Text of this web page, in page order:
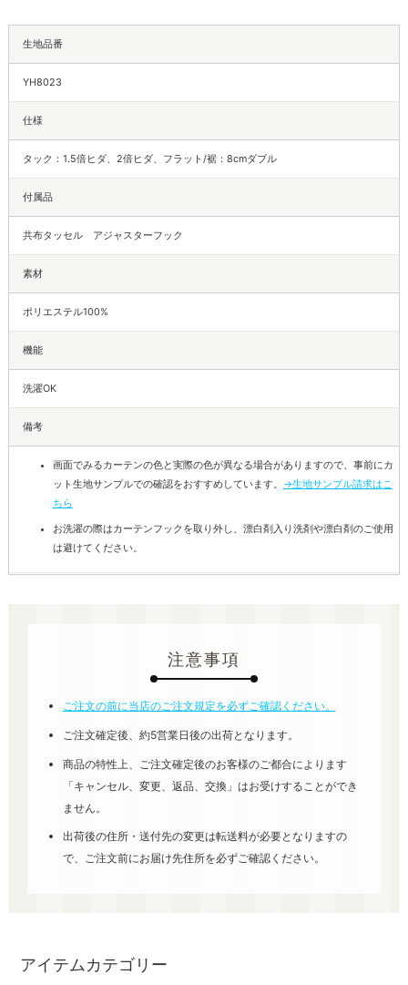
生地品番
YH8023
仕様
タック：1.5倍ヒダ、2倍ヒダ、フラット/裾：8cmダブル
付属品
共布タッセル アジャスターフック
素材
ポリエステル100%
機能
洗濯OK
備考
画面でみるカーテンの色と実際の色が異なる場合がありますので、事前にカ
ット生地サンプルでの確認をおすすめしています。 →生地サンプル請求はこ
ちら
お洗濯の際はカーテンフックを取り外し、漂白剤入り洗剤や漂白剤のご使用
は避けてください。
注意事項
ご注文の前に当店のご注文規定を必ずご確認ください。
ご注文確定後、約5営業日後の出荷となります。
商品の特性上、ご注文確定後のお客様のご都合によります
「キャンセル、変更、返品、交換」はお受けすることができ
ません。
出荷後の住所・送付先の変更は転送料が必要となりますの
で、ご注文前にお届け先住所を必ずご確認ください。
アイテムカテゴリー